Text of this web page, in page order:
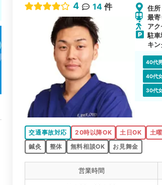
4 14 件
住
最寄
ア
駐車
キン
40代
40代
30代
交通事故対応 20時以降OK 土日OK 土
鍼灸
整体 無料相談OK お見舞金
営業時間